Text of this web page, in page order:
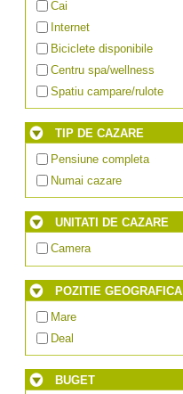
Cai
Internet
Biciclete disponibile
Centru spa/wellness
Spatiu campare/rulote
TIP DE CAZARE
Pensiune completa
Numai cazare
UNITATI DE CAZARE
Camera
POZITIE GEOGRAFICA
Mare
Deal
BUGET